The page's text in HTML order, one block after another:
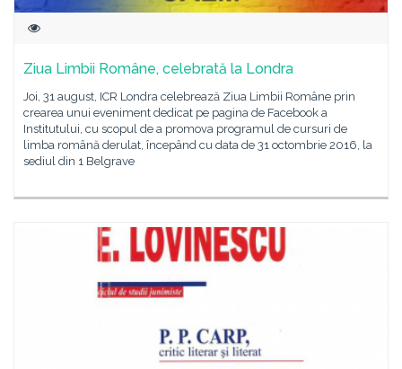
Ziua Limbii Române, celebrată la Londra
Joi, 31 august, ICR Londra celebrează Ziua Limbii Române prin
crearea unui eveniment dedicat pe pagina de Facebook a
Institutului, cu scopul de a promova programul de cursuri de
limba română derulat, începând cu data de 31 octombrie 2016, la
sediul din 1 Belgrave